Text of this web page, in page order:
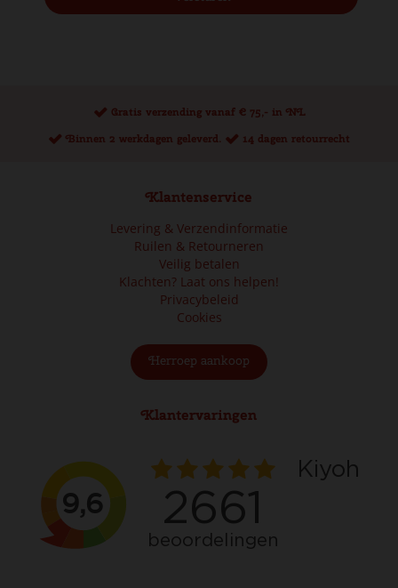
Gratis verzending vanaf € 75,- in NL
Binnen 2 werkdagen geleverd.
14 dagen retourrecht
Klantenservice
Levering & Verzendinformatie
Ruilen & Retourneren
Veilig betalen
Klachten? Laat ons helpen!
Privacybeleid
Cookies
Herroep aankoop
Klantervaringen